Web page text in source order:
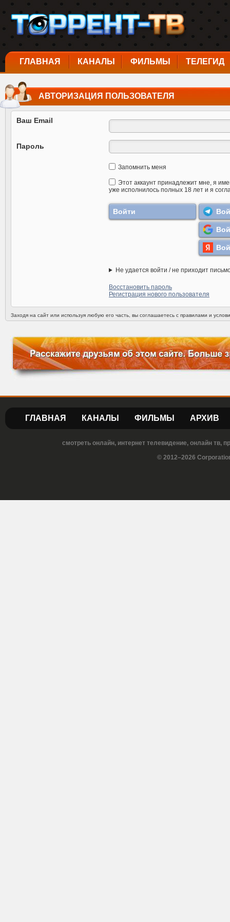
ГЛАВНАЯ КАНАЛЫ ФИЛЬМЫ ТЕЛЕГИД
АВТОРИЗАЦИЯ ПОЛЬЗОВАТЕЛЯ
Ваш Email
Пароль
Запомнить меня
Этот аккаунт принадлежит мне, я
уже исполнилось полных 18 лет и я
Не удается войти / не приходит
Восстановить пароль
Регистрация нового пользователя
Заходя на сайт или используя любую его часть, вы соглашаетесь с правилами и
ГЛАВНАЯ КАНАЛЫ ФИЛЬМЫ АРХИВ
смотреть онлайн, интернет телевидение, онлайн тв,
© 2012–2026